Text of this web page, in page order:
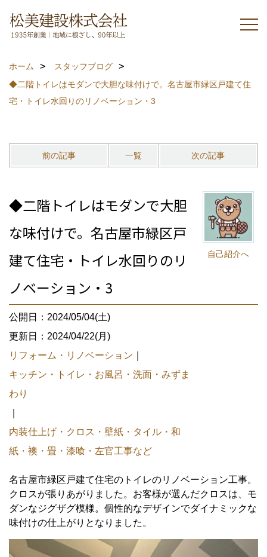
ホーム
スタッフブログ
◆二階トイレはモダンで大胆な味付けで。名古屋市緑区戸建て住
宅・トイレ水回りのリノベーション・3
前の記事 一覧 次の記事
自己紹介へ
◆二階トイレはモダンで大胆
な味付けで。名古屋市緑区戸
建て住宅・トイレ水回りのリ
ノベーション・3
公開日：2024/05/04(土)
更新日：2024/04/22(月)
リフォーム・リノベーション
キッチン・トイレ・お風呂・洗面・みずま
わり
内装仕上げ・クロス・壁紙・タイル・和
紙・襖・畳・漆喰・左官工事など
名古屋市緑区戸建て住宅のトイレのリノベーション工事。
クロスが張りあがりました。お客様が選んだクロスは、モ
ダンなジグザグ模様。個性的なデザインでダイナミックな
味付けの仕上がりとなりました。